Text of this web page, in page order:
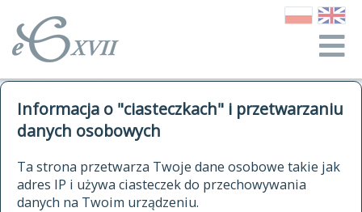
Informacja o "ciasteczkach" i przetwarzaniu
danych osobowych
Ta strona przetwarza Twoje dane osobowe takie jak
adres IP i używa ciasteczek do przechowywania
danych na Twoim urządzeniu.
autorzy Słownika
historia
publikacje
źródła
kwerendy
jak cytować Słownik
ELEKTRONICZNY SŁOWNIK
JĘZYKA POLSKIEGO